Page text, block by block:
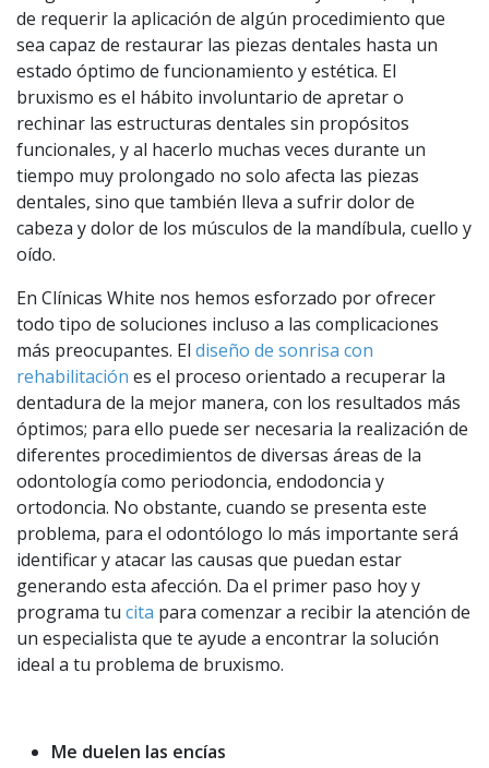
de requerir la aplicación de algún procedimiento que
sea capaz de restaurar las piezas dentales hasta un
estado óptimo de funcionamiento y estética. El
bruxismo es el hábito involuntario de apretar o
rechinar las estructuras dentales sin propósitos
funcionales, y al hacerlo muchas veces durante un
tiempo muy prolongado no solo afecta las piezas
dentales, sino que también lleva a sufrir dolor de
cabeza y dolor de los músculos de la mandíbula, cuello y
oído.
En Clínicas White nos hemos esforzado por ofrecer
todo tipo de soluciones incluso a las complicaciones
más preocupantes. El diseño de sonrisa con
rehabilitación es el proceso orientado a recuperar la
dentadura de la mejor manera, con los resultados más
óptimos; para ello puede ser necesaria la realización de
diferentes procedimientos de diversas áreas de la
odontología como periodoncia, endodoncia y
ortodoncia. No obstante, cuando se presenta este
problema, para el odontólogo lo más importante será
identificar y atacar las causas que puedan estar
generando esta afección. Da el primer paso hoy y
programa tu cita para comenzar a recibir la atención de
un especialista que te ayude a encontrar la solución
ideal a tu problema de bruxismo.
Me duelen las encías